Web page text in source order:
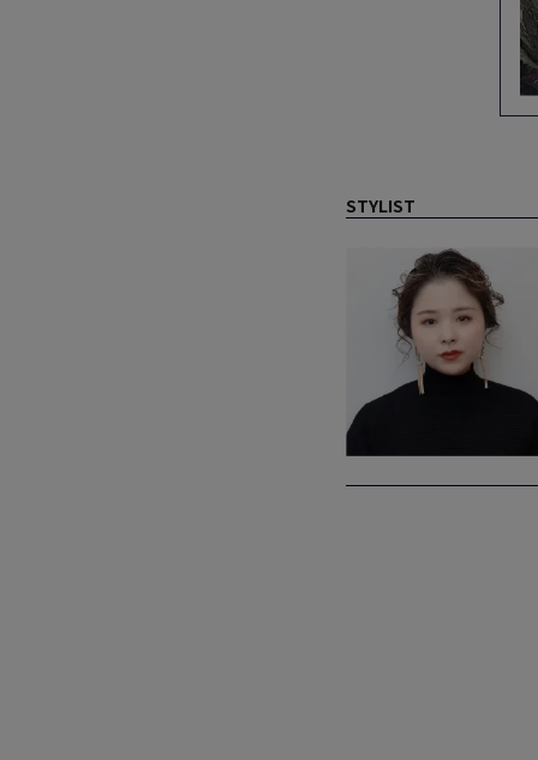
STYLIST